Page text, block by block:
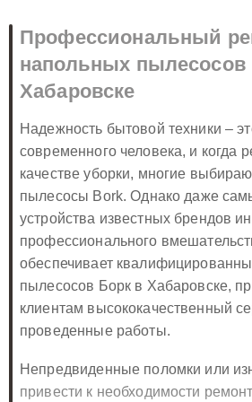
Профессиональный
напольных пылесосов
Хабаровске
Надежность бытовой техники –
современного человека, и когда
качестве уборки, многие
пылесосы Bork. Однако даже
устройства известных брендов
профессионального
обеспечивает
пылесосов Борк в Хабаровске,
клиентам высококачественный
проведенные работы.
Непредвиденные поломки или
привести к необходимости